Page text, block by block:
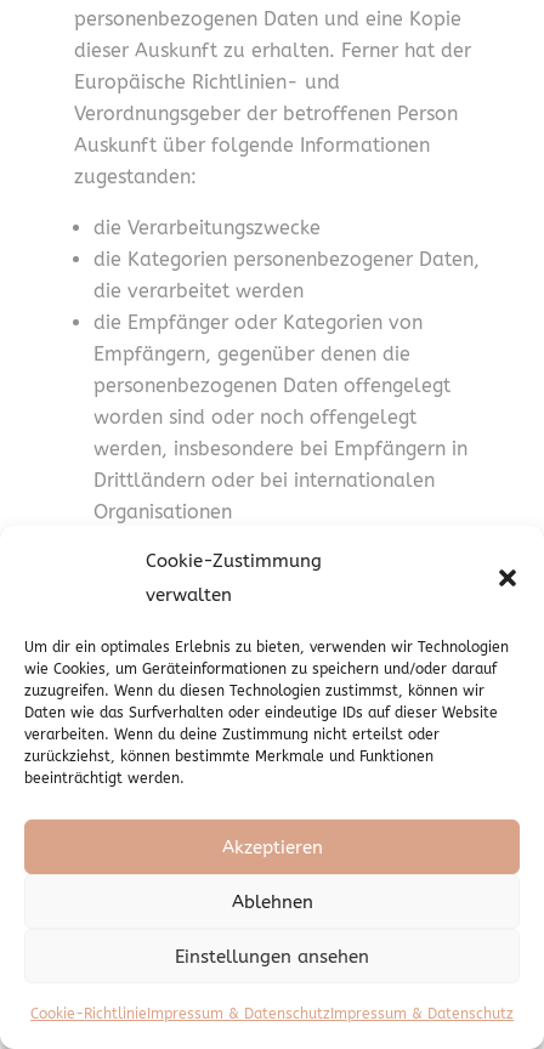
Cookie-Zustimmung
verwalten
Um dir ein optimales Erlebnis zu bieten, verwenden wir Technologien
wie Cookies, um Geräteinformationen zu speichern und/oder darauf
zuzugreifen. Wenn du diesen Technologien zustimmst, können wir
Daten wie das Surfverhalten oder eindeutige IDs auf dieser Website
verarbeiten. Wenn du deine Zustimmung nicht erteilst oder
zurückziehst, können bestimmte Merkmale und Funktionen
beeinträchtigt werden.
Akzeptieren
Ablehnen
Einstellungen ansehen
Cookie-Richtlinie Impressum & Datenschutz Impressum & Datenschutz
personenbezogenen Daten und eine Kopie
dieser Auskunft zu erhalten. Ferner hat der
Europäische Richtlinien- und
Verordnungsgeber der betroffenen Person
Auskunft über folgende Informationen
zugestanden:
die Verarbeitungszwecke
die Kategorien personenbezogener Daten,
die verarbeitet werden
die Empfänger oder Kategorien von
Empfängern, gegenüber denen die
personenbezogenen Daten offengelegt
worden sind oder noch offengelegt
werden, insbesondere bei Empfängern in
Drittländern oder bei internationalen
Organisationen
die personenbezogenen Daten gespeichert
werden, oder, falls dies nicht möglich ist,
die Kriterien für die Festlegung dieser
Dauer
das Bestehen eines Rechts auf Berichtigung
oder Löschung der sie betreffenden
personenbezogenen Daten oder auf
Verantwortlichen oder eines
Widerspruchsrechts gegen diese
einer Aufsichtsbehörde
bei der betroffenen Person erhoben